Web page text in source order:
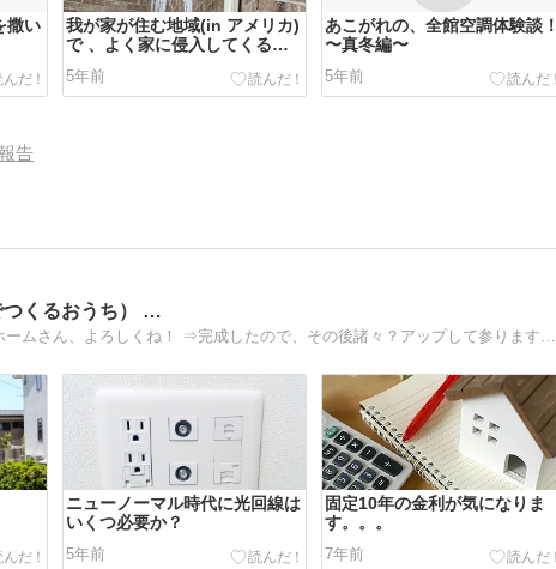
撒い
我が家が住む地域(in アメリカ)
で 、よく家に侵入してくる虫
とは？
5年前
あこがれの、全館空調体験談！
〜真冬編〜
5年前
告
つくるおうち） …
南欧風のマイホーム完成までのブログです。※三菱地所ホームさん、よろしくね！ ⇒完成したので、その後諸々？アップして参ります〜！
ニューノーマル時代に光回線は
いくつ必要か？
5年前
固定10年の金利が気になりま
す。。。
7年前